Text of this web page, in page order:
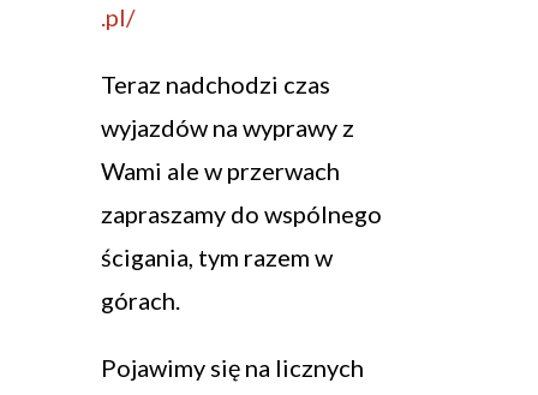
.pl/
Teraz nadchodzi czas
wyjazdów na wyprawy z
Wami ale w przerwach
zapraszamy do wspólnego
ścigania, tym razem w
górach.
Pojawimy się na licznych